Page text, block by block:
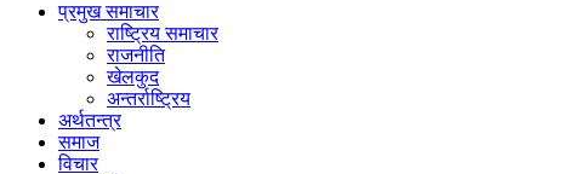
प्रमुख समाचार
राष्ट्रिय समाचार
राजनीति
खेलकुद
अन्तर्राष्ट्रिय
अर्थतन्त्र
समाज
विचार